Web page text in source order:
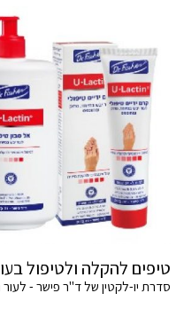
טיפים להקלה ולטיפול
סדרת יו-לקטין של ד"ר פישר - לעור